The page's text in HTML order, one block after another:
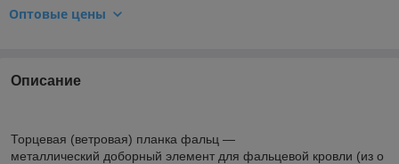
Оптовые цены
Описание
Торцевая (ветровая) планка фальц —
металлический доборный элемент для фальцевой кровли (из о